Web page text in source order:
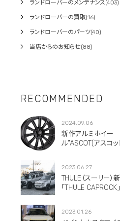
ランドローバーのメンテナンス(403)
ランドローバーの買取(16)
ランドローバーのパーツ(40)
当店からのお知らせ(88)
RECOMMENDED
2024.09.06
新作アルミホイー
ル”ASCOT(アスコッ
2023.06.27
THULE（スーリー）
「THULE CAPROCK
2023.01.26